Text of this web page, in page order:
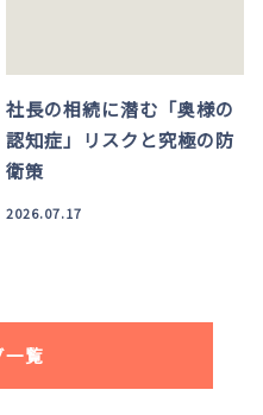
社長の相続に潜む「奥様の
認知症」リスクと究極の防
衛策
2026.07.17
一覧